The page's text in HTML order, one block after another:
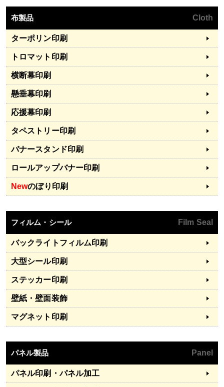
布製品 Cloth
ターポリン印刷
トロマット印刷
横断幕印刷
懸垂幕印刷
応援幕印刷
タペストリー印刷
バナースタンド印刷
ロールアップバナー印刷
Newのぼり印刷
フィルム・シール Film Seal
バックライトフィルム印刷
大型シール印刷
ステッカー印刷
壁紙・壁面装飾
マグネット印刷
パネル製品 Panel
パネル印刷・パネル加工